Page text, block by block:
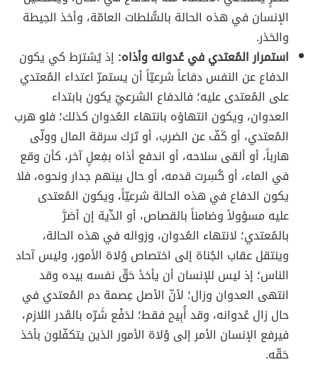
الإنسان في هذه الحالة بالسُّلطات العامّة، وأخذ الحِيطة
والحَذر.
استمرار المُعتدي في عُدوانه وأذاه: إذ يُشترَط كي يكون
الدفاع عن النفس دفاعاً شرعيّاً أن يستمرّ اعتداء المُعتدي
على المُعتدى عليه؛ فالدفاع الشرعيّ يكون بابتداء
العدوان، ويكون انتهاؤه بانتهاء العُدوان كذلك؛ فلو هرب
المُعتدي، أو كَفّ عن الضرب، أو تَرَك سرقة المال وولّى
هارباً، أو ألقى سلاحه، أو اندفع أذاه بفِعلٍ آخر، كأن وقع
في الماء، أو كُسِرت قدمه، أو حال بينهم جدار ونحوه، فلا
يكون الدفاع في هذه الحالة شرعيّاً، ويكون المُعتدى
عليه مسؤولاً وضامناً بالقصاص، أو الدِّية إن أضرَّ
بالمُعتدي؛ لانتهاء العُدوان، وزواله في هذه الحالة،
وينتقل عقاب الجُناة إلى اختصاص وُلاة الأمور، وليس آحاد
الناس؛ إذ ليس للإنسان أن يأخذَ حَقّ نفسه بيده وقد
انتهى العدوان وزال؛ لأنّ الأصل عِصمة دم المُعتدي في
حال زال عُدوانه، وقد أُبِيح فقط؛ لدَفْع شَرّه بالقَدر اللازم،
فيرفع الإنسان الأمر إلى وُلاة الأمور الذين يتكفّلون بأخذ
حَقّه.